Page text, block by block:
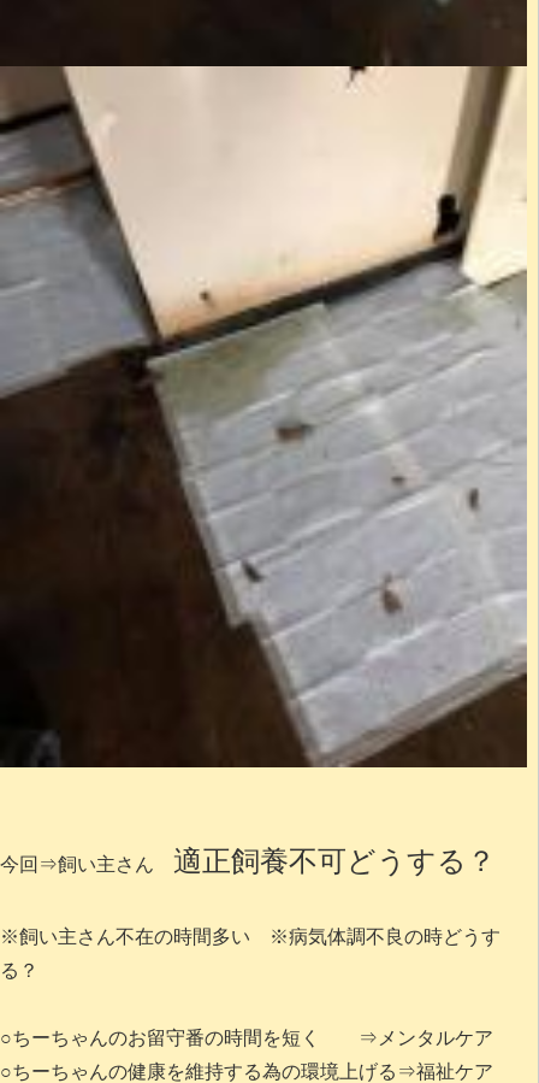
今回⇒飼い主さん 適正飼養不可どうする？
※飼い主さん不在の時間多い ※病気体調不良の時どうす
る？
○ちーちゃんのお留守番の時間を短く ⇒メンタルケア
○ちーちゃんの健康を維持する為の環境上げる⇒福祉ケア